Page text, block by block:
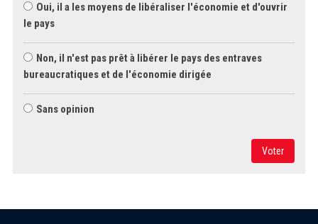
Oui, il a les moyens de libéraliser l'économie et d'ouvrir
le pays
Non, il n'est pas prêt à libérer le pays des entraves
bureaucratiques et de l'économie dirigée
Sans opinion
Voter